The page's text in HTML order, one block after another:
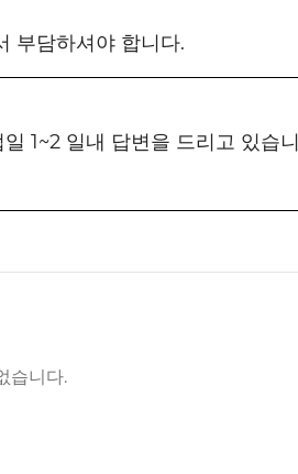
부담하셔야 합니다.
1~2 일내 답변을 드리고 있습
습니다.